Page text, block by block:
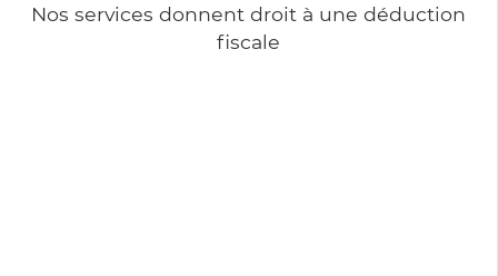
Nos services donnent droit à une déduction
fiscale